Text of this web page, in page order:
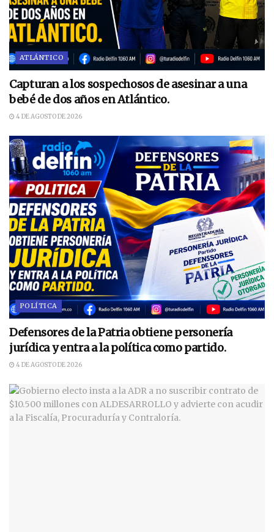
ATLÁNTICO
Capturan a los sospechosos de asesinar a una
bebé de dos años en Atlántico.
4 DE AGOSTO DE 2026
POLÍTICA
Defensores de la Patria obtiene personería
jurídica y entra a la política como partido.
4 DE AGOSTO DE 2026